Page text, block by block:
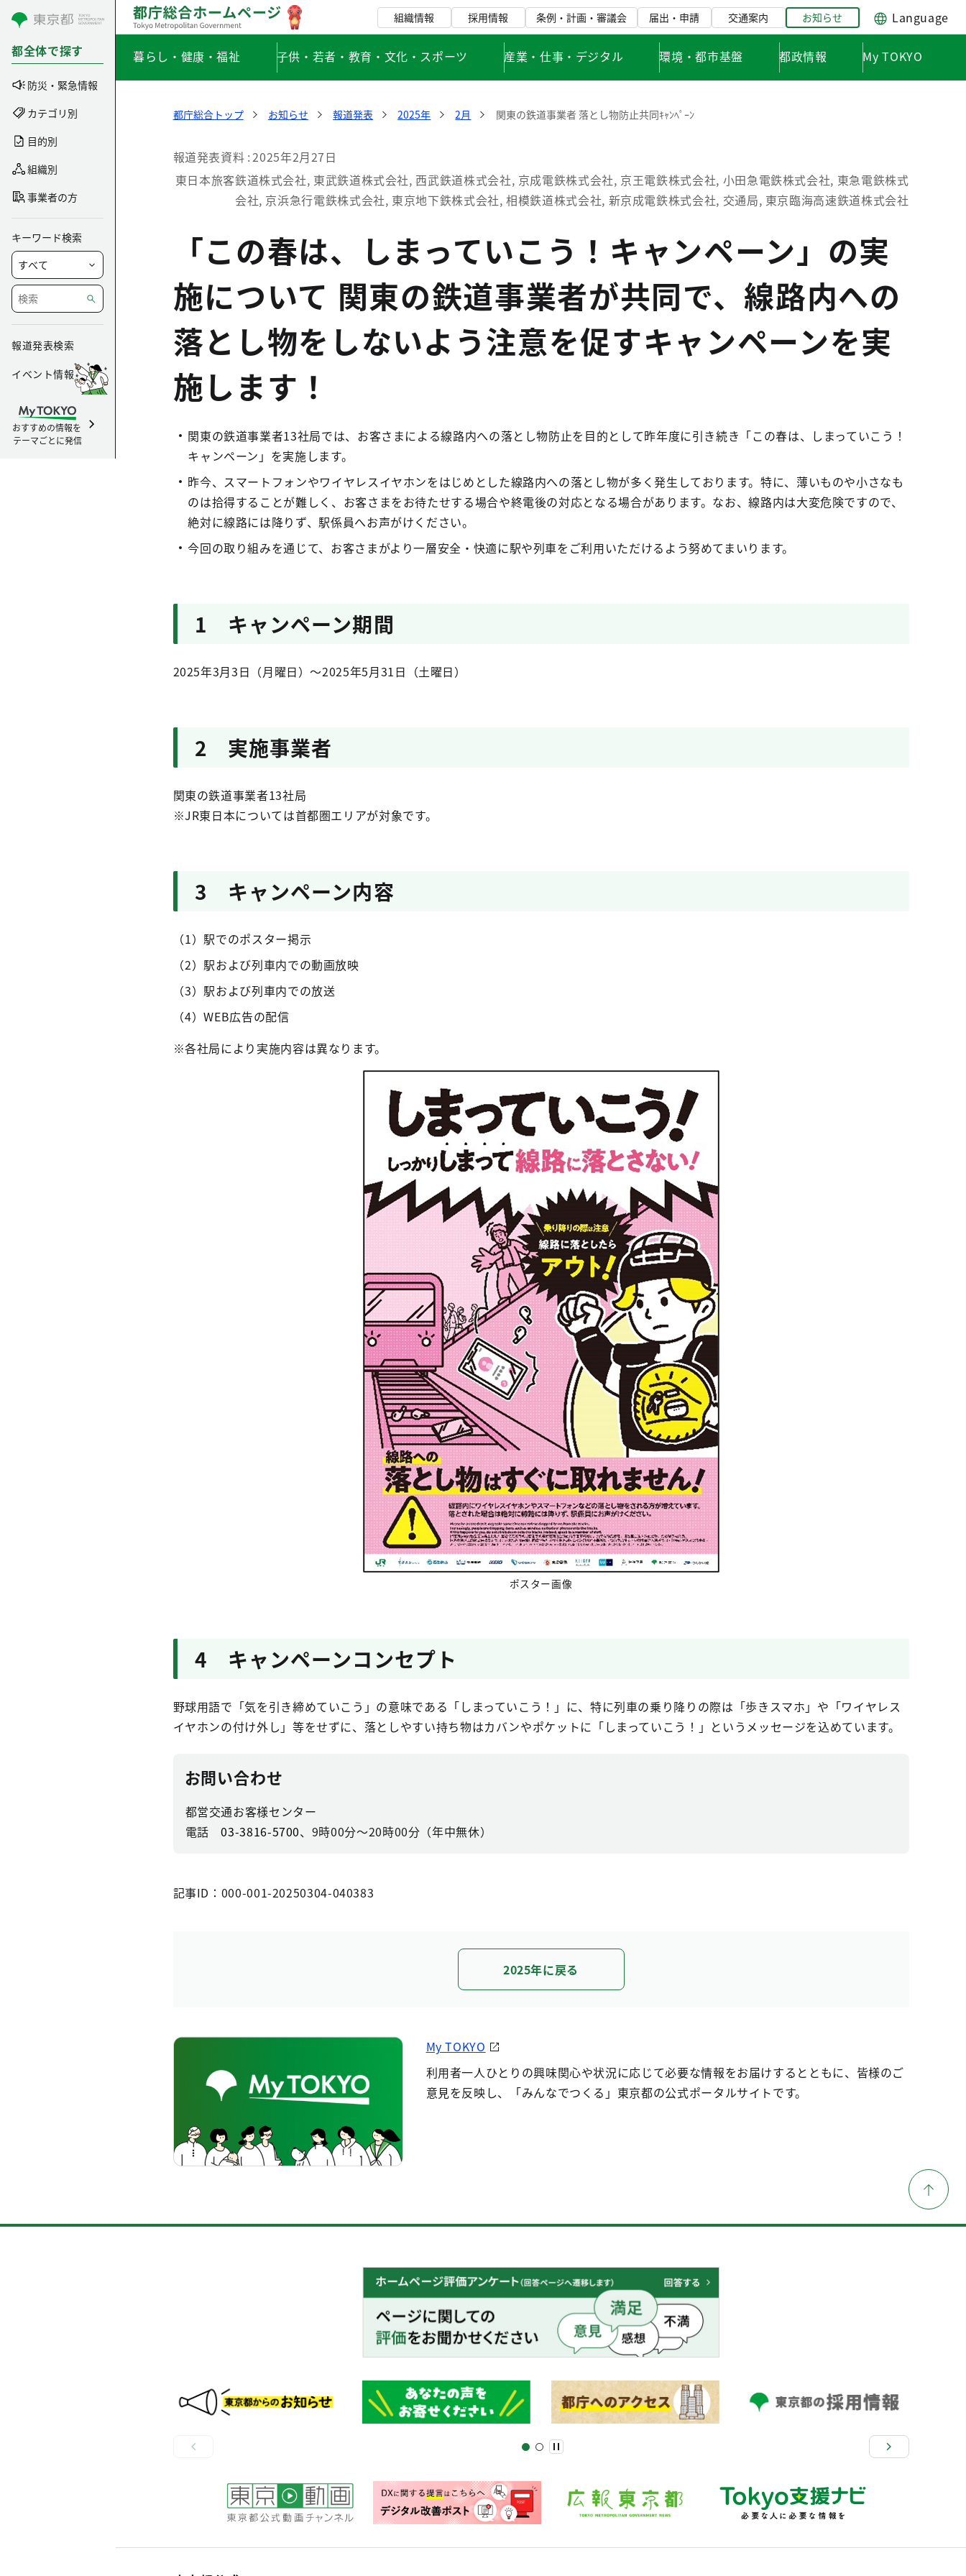
コンテンツにスキップ
都全体で探す
防災・緊急情報
カテゴリ別
目的別
組織別
事業者の方
キーワード検索
報道発表検索
イベント情報
おすすめの情報を
テーマごとに発信
組織情報 採用情報 条例・計画・審議会 届出・申請 交通案内 お知らせ Language
暮らし・健康・福祉 子供・若者・教育・文化・スポーツ 産業・仕事・デジタル 環境・都市基盤 都政情報 My TOKYO
都庁総合トップ お知らせ 報道発表 2025年 2月 関東の鉄道事業者 落とし物防止共同ｷｬﾝﾍﾟｰﾝ
報道発表資料 2025年2月27日
東日本旅客鉄道株式会社, 東武鉄道株式会社, 西武鉄道株式会社, 京成電鉄株式会社, 京王電鉄株式会社, 小田急電鉄株式会社, 東急電鉄株式
会社, 京浜急行電鉄株式会社, 東京地下鉄株式会社, 相模鉄道株式会社, 新京成電鉄株式会社, 交通局, 東京臨海高速鉄道株式会社
「この春は、しまっていこう！キャンペーン」の実
施について 関東の鉄道事業者が共同で、線路内への
落とし物をしないよう注意を促すキャンペーンを実
施します！
関東の鉄道事業者13社局では、お客さまによる線路内への落とし物防止を目的として昨年度に引き続き「この春は、しまっていこう！
キャンペーン」を実施します。
昨今、スマートフォンやワイヤレスイヤホンをはじめとした線路内への落とし物が多く発生しております。特に、薄いものや小さなも
のは拾得することが難しく、お客さまをお待たせする場合や終電後の対応となる場合があります。なお、線路内は大変危険ですので、
絶対に線路には降りず、駅係員へお声がけください。
今回の取り組みを通じて、お客さまがより一層安全・快適に駅や列車をご利用いただけるよう努めてまいります。
1 キャンペーン期間
2025年3月3日（月曜日）～2025年5月31日（土曜日）
2 実施事業者
関東の鉄道事業者13社局
※JR東日本については首都圏エリアが対象です。
3 キャンペーン内容
（1）駅でのポスター掲示
（2）駅および列車内での動画放映
（3）駅および列車内での放送
（4）WEB広告の配信
※各社局により実施内容は異なります。
ポスター画像
4 キャンペーンコンセプト
野球用語で「気を引き締めていこう」の意味である「しまっていこう！」に、特に列車の乗り降りの際は「歩きスマホ」や「ワイヤレス
イヤホンの付け外し」等をせずに、落としやすい持ち物はカバンやポケットに「しまっていこう！」というメッセージを込めています。
お問い合わせ
都営交通お客様センター
電話03-3816-5700、9時00分～20時00分（年中無休）
記事ID：000-001-20250304-040383
2025年に戻る
My TOKYO
利用者一人ひとりの興味関心や状況に応じて必要な情報をお届けするとともに、皆様のご
意見を反映し、「みんなでつくる」東京都の公式ポータルサイトです。